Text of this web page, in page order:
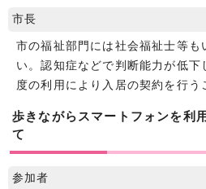
市長
市の福祉部門には社会福祉士等も
い。認知症などで判断能力が低下
度の利用により入居の契約を行う
歩きながらスマートフォンを利
て
参加者